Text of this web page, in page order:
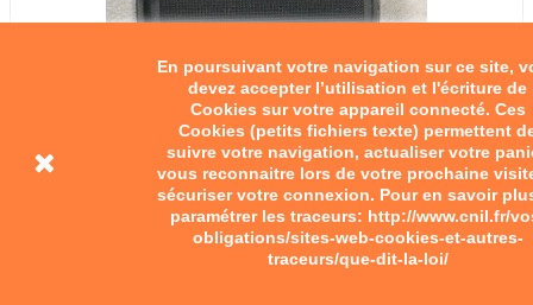
En poursuivant votre navigation sur ce site,
devez accepter l’utilisation et l'écriture de
Cookies sur votre appareil connecté. Ces
Cookies (petits fichiers texte) permettent
suivre votre navigation, actualiser votre
vous reconnaitre lors de votre prochaine
sécuriser votre connexion. Pour en savoir
paramétrer les traceurs: http://www.cnil.fr/
obligations/sites-web-cookies-et-autres-
traceurs/que-dit-la-loi/